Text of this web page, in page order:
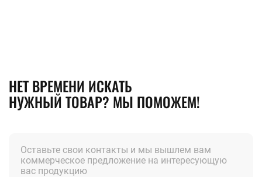
НЕТ ВРЕМЕНИ ИСКАТЬ
НУЖНЫЙ ТОВАР? МЫ ПОМОЖЕМ!
Оставьте свои контакты и мы вышлем вам
коммерческое предложение на интересующую
вас продукцию